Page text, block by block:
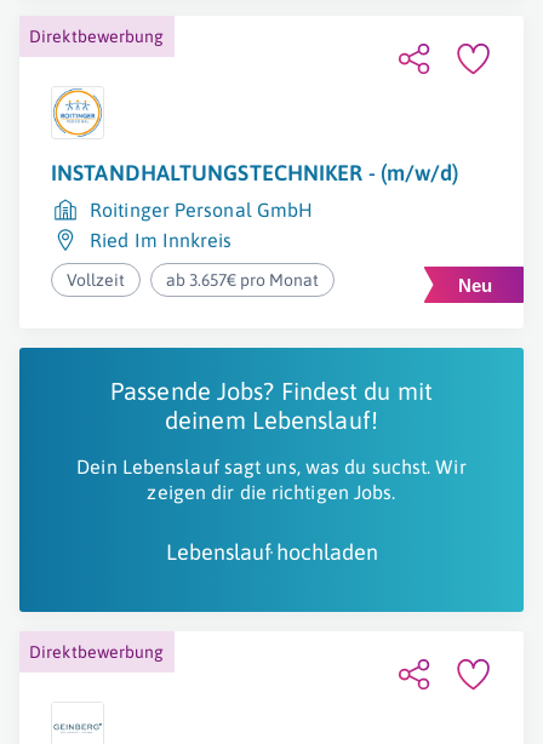
Direktbewerbung
INSTANDHALTUNGSTECHNIKER - (m/w/d)
Roitinger Personal GmbH
Ried Im Innkreis
Vollzeit ab 3.657€ pro Monat
Passende Jobs? Findest du mit
deinem Lebenslauf!
Dein Lebenslauf sagt uns, was du suchst. Wir
zeigen dir die richtigen Jobs.
Lebenslauf hochladen
Direktbewerbung